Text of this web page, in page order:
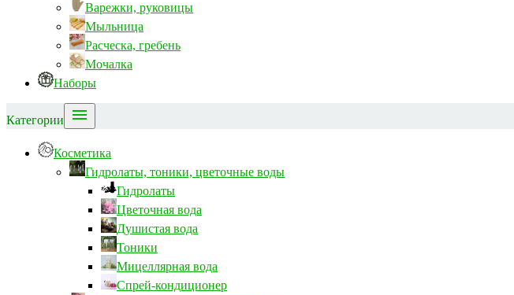
Варежки, руковицы
Мыльница
Расческа, гребень
Мочалка
Наборы
Категории 
Косметика
Гидролаты, тоники, цветочные воды
Гидролаты
Цветочная вода
Душистая вода
Тоники
Мицеллярная вода
Спрей-кондиционер